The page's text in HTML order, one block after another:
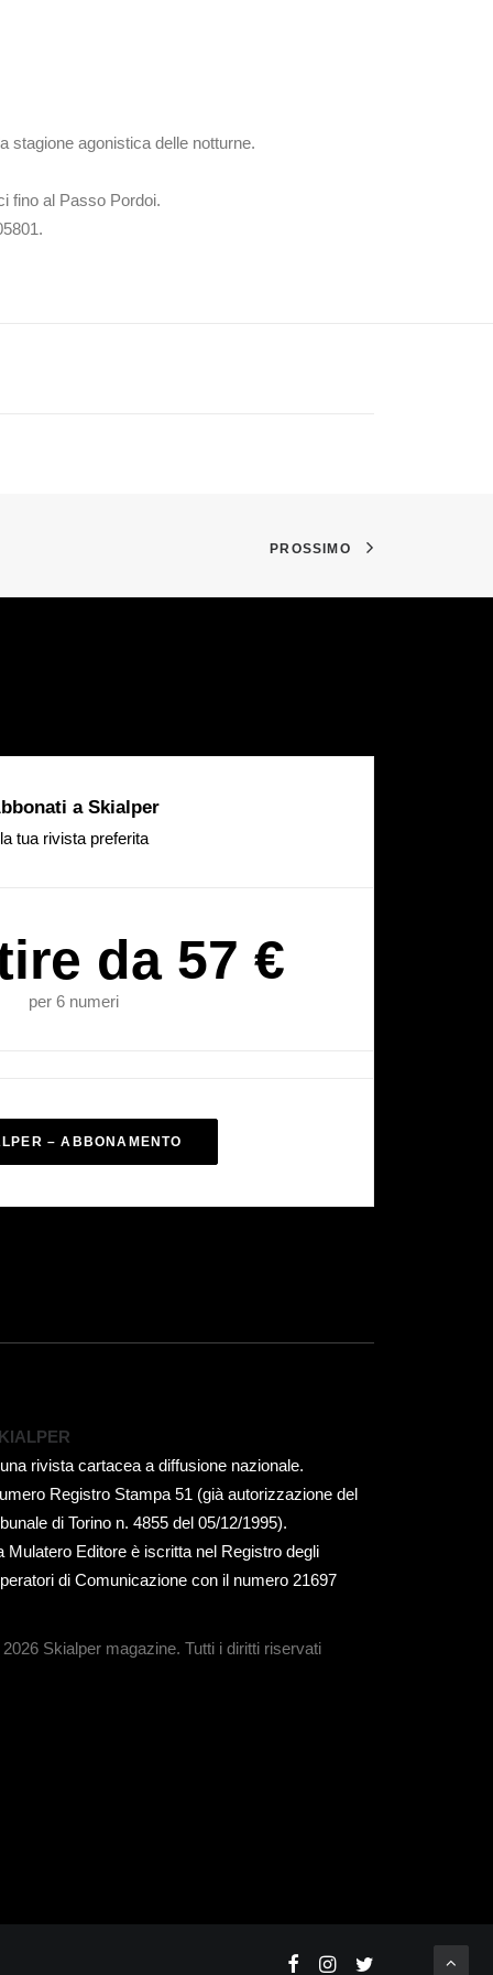
stagione agonistica delle notturne.
fino al Passo Pordoi.
PROSSIMO
a Skialper
la tua rivista preferita
da 57 €
per 6 numeri
– ABBONAMENTO
rivista cartacea a diffusione nazionale.
Registro Stampa 51 (già autorizzazione del
di Torino n. 4855 del 05/12/1995).
Mulatero Editore è iscritta nel Registro degli
di Comunicazione con il numero 21697
Skialper magazine. Tutti i diritti riservati